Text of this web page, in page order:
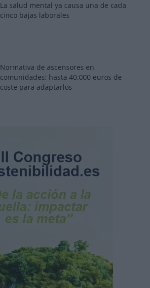
La salud mental ya causa una de cada
cinco bajas laborales
Normativa de ascensores en
comunidades: hasta 40.000 euros de
coste para adaptarlos